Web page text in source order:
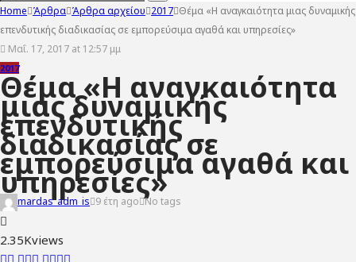
Home Άρθρα Άρθρα αρχείου 2017 Θέμα «Η αναγκαιότητα μιας δυναμικής
επενδυτικής διαδικασίας σε εμπορεύσιμα αγαθά και υπηρεσίες»
Μαΐ. 17, 2017 at 12:57 μμ
2017
Θέμα «Η αναγκαιότητα
μιας δυναμικής
επενδυτικής
διαδικασίας σε
εμπορεύσιμα αγαθά και
υπηρεσίες»
mardas_adm_is 9 έτη ago No tags
2.35Kviews